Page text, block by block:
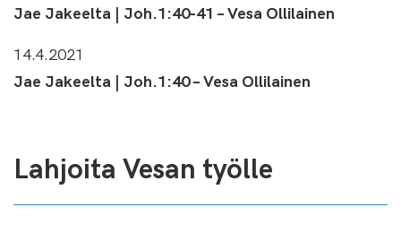
Jae Jakeelta | Joh.1:40-41 – Vesa Ollilainen
14.4.2021
Jae Jakeelta | Joh.1:40 – Vesa Ollilainen
Lahjoita Vesan työlle